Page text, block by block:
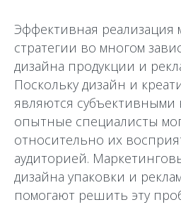
Эффективная реализация
стратегии во многом
дизайна продукции и
Поскольку дизайн и
являются субъективными
опытные специалисты
относительно их
аудиторией.
дизайна упаковки и
помогают решить эту